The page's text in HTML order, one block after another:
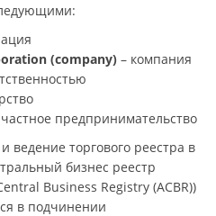
(company) – компания
предпринимательство
ведение торгового реестра в
бизнес реестр
Business Registry (ACBR))
в подчинении